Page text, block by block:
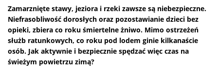
Zamarznięte stawy, jeziora i rzeki zawsze są niebezpieczne.
Niefrasobliwość dorosłych oraz pozostawianie dzieci bez
opieki, zbiera co roku śmiertelne żniwo. Mimo ostrzeżeń
służb ratunkowych, co roku pod lodem ginie kilkanaście
osób. Jak aktywnie i bezpiecznie spędzać więc czas na
świeżym powietrzu zimą?